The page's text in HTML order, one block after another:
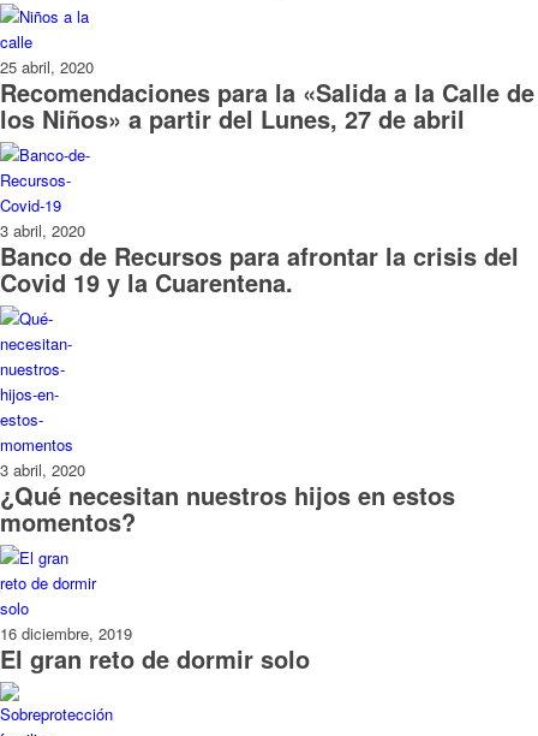
25 abril, 2020
Recomendaciones para la «Salida a la Calle de
los Niños» a partir del Lunes, 27 de abril
3 abril, 2020
Banco de Recursos para afrontar la crisis del
Covid 19 y la Cuarentena.
3 abril, 2020
¿Qué necesitan nuestros hijos en estos
momentos?
16 diciembre, 2019
El gran reto de dormir solo